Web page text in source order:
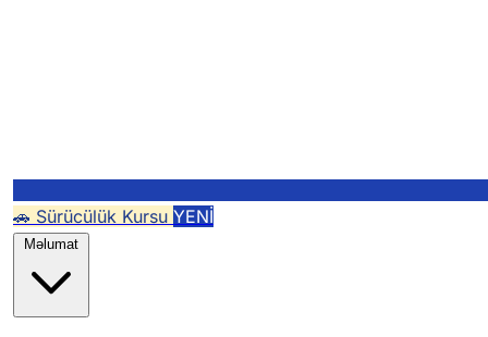
🚗 Sürücülük Kursu YENİ
Məlumat